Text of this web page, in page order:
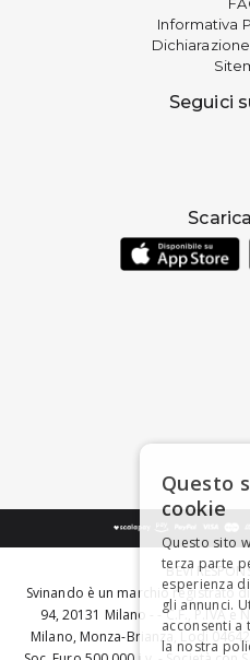
Informativa
Seguici
BEVI
Svinando è un marchio registrato
94, 20131 Milano - - C.F., P.IVA e
Milano, Monza-Brianza, Lodi
Questo
cookie
Questo sito
terza parte
esperienza
gli annunci.
acconsenti a
la nostra